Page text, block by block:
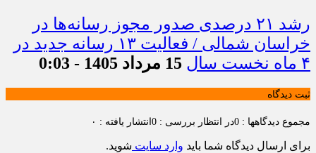
رشد ۲۱ درصدی صدور مجوز رسانه‌ها در
خراسان شمالی / فعالیت ۱۳ رسانه جدید در
۴ ماه نخست سال
15 مرداد 1405 - 0:03
ثبت دیدگاه
مجموع دیدگاهها : 0 در انتظار بررسی : 0 انتشار یافته : ۰
برای ارسال دیدگاه شما باید وارد سایت شوید.